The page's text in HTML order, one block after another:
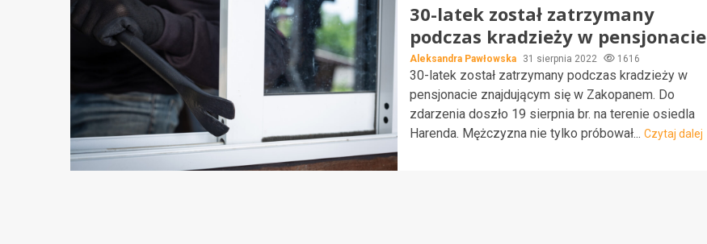
30-latek został zatrzymany
podczas kradzieży w pensjonacie
Aleksandra Pawłowska 31 sierpnia 2022 1616
30-latek został zatrzymany podczas kradzieży w
pensjonacie znajdującym się w Zakopanem. Do
zdarzenia doszło 19 sierpnia br. na terenie osiedla
Harenda. Mężczyzna nie tylko próbował... Czytaj dalej